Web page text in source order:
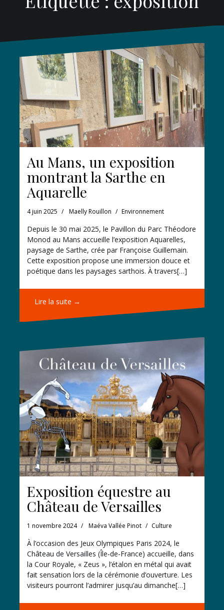
Au Mans, un exposition
montrant la Sarthe en
Aquarelle
4 juin 2025 Maelly Rouillon Environnement
Depuis le 30 mai 2025, le Pavillon du Parc Théodore
Monod au Mans accueille l’exposition Aquarelles,
paysage de Sarthe, crée par Françoise Guillemain.
Cette exposition propose une immersion douce et
poétique dans les paysages sarthois. À travers[…]
Lire la suite →
Exposition équestre au
Château de Versailles
1 novembre 2024 Maéva Vallée Pinot Culture
À l’occasion des Jeux Olympiques Paris 2024, le
Château de Versailles (Île-de-France) accueille, dans
la Cour Royale, « Zeus », l’étalon en métal qui avait
fait sensation lors de la cérémonie d’ouverture. Les
visiteurs pourront l’admirer jusqu’au dimanche[…]